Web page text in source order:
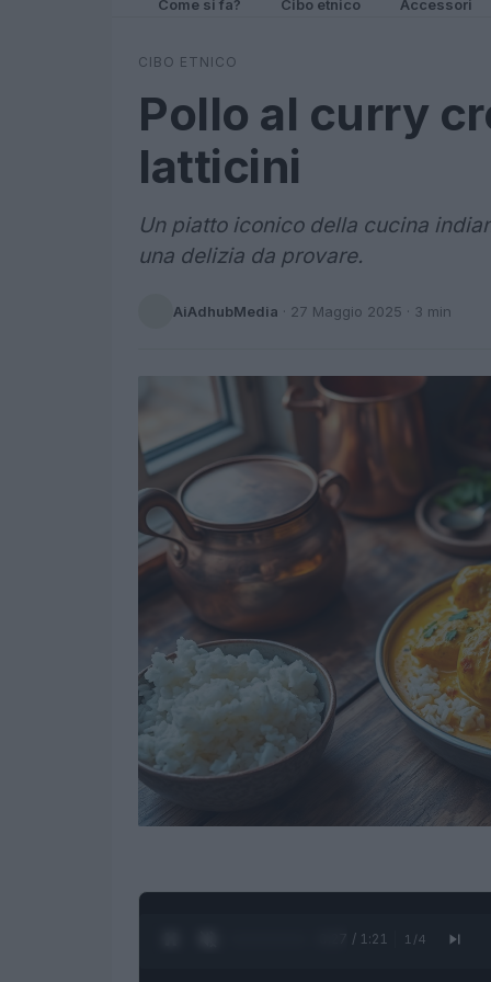
Come si fa? Cibo etnico Accessori
CIBO ETNICO
Pollo al curry
latticini
Un piatto iconico della cucina
una delizia da provare.
AiAdhubMedia · 27 Maggio 2025 · 3 min
0:28 / 1:21 1 /4